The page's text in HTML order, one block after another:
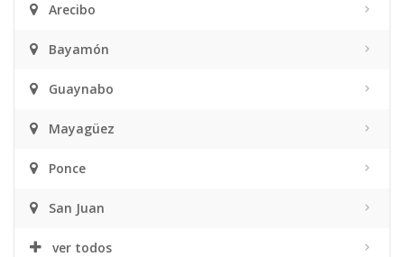
Arecibo
Bayamón
Guaynabo
Mayagüez
Ponce
San Juan
ver todos